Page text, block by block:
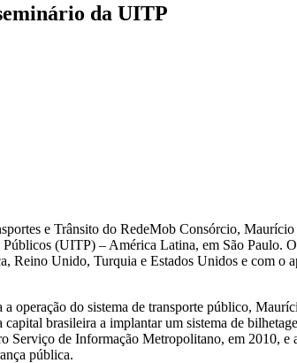
da UITP
e Trânsito do RedeMob Consórcio,
(UITP) – América Latina, em São Paulo.
Unido, Turquia e Estados Unidos e com o
operação do sistema de transporte público,
brasileira a implantar um sistema de
de Informação Metropolitano, em 2010, e
pública.